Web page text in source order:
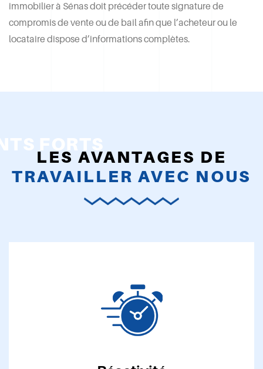
immobilier à Sénas doit précéder toute signature de
compromis de vente ou de bail afin que l’acheteur ou le
locataire dispose d’informations complètes.
LES AVANTAGES DE
TRAVAILLER AVEC NOUS